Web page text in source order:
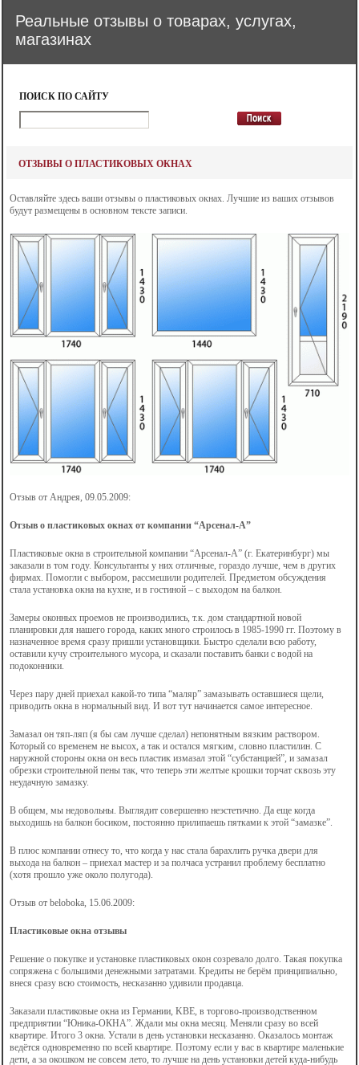
Реальные отзывы о товарах, услугах,
магазинах
ПОИСК ПО САЙТУ
ОТЗЫВЫ О ПЛАСТИКОВЫХ ОКНАХ
Оставляйте здесь ваши отзывы о пластиковых окнах. Лучшие из ваших отзывов
будут размещены в основном тексте записи.
Отзыв от Андрея, 09.05.2009:
Отзыв о пластиковых окнах от компании “Арсенал-А”
Пластиковые окна в строительной компании “Арсенал-А” (г. Екатеринбург) мы
заказали в том году. Консультанты у них отличные, гораздо лучше, чем в других
фирмах. Помогли с выбором, рассмешили родителей. Предметом обсуждения
стала установка окна на кухне, и в гостиной – с выходом на балкон.
Замеры оконных проемов не производились, т.к. дом стандартной новой
планировки для нашего города, каких много строилось в 1985-1990 гг. Поэтому в
назначенное время сразу пришли установщики. Быстро сделали всю работу,
оставили кучу строительного мусора, и сказали поставить банки с водой на
подоконники.
Через пару дней приехал какой-то типа “маляр” замазывать оставшиеся щели,
приводить окна в нормальный вид. И вот тут начинается самое интересное.
Замазал он тяп-ляп (я бы сам лучше сделал) непонятным вязким раствором.
Который со временем не высох, а так и остался мягким, словно пластилин. С
наружной стороны окна он весь пластик измазал этой “субстанцией”, и замазал
обрезки строительной пены так, что теперь эти желтые крошки торчат сквозь эту
неудачную замазку.
В общем, мы недовольны. Выглядит совершенно неэстетично. Да еще когда
выходишь на балкон босиком, постоянно прилипаешь пятками к этой “замазке”.
В плюс компании отнесу то, что когда у нас стала барахлить ручка двери для
выхода на балкон – приехал мастер и за полчаса устранил проблему бесплатно
(хотя прошло уже около полугода).
Отзыв от beloboka, 15.06.2009:
Пластиковые окна отзывы
Решение о покупке и установке пластиковых окон созревало долго. Такая покупка
сопряжена с большими денежными затратами. Кредиты не берём принципиально,
внеся сразу всю стоимость, несказанно удивили продавца.
Заказали пластиковые окна из Германии, KBE, в торгово-производственном
предприятии “Юника-ОКНА”. Ждали мы окна месяц. Меняли сразу во всей
квартире. Итого 3 окна. Устали в день установки несказанно. Оказалось монтаж
ведётся одновременно по всей квартире. Поэтому если у вас в квартире маленькие
дети, а за окошком не совсем лето, то лучше на день установки детей куда-нибудь